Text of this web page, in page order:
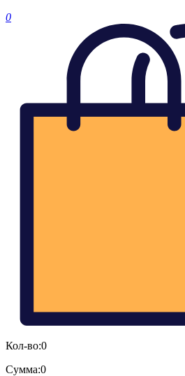
0
Кол-во:0
Сумма:0